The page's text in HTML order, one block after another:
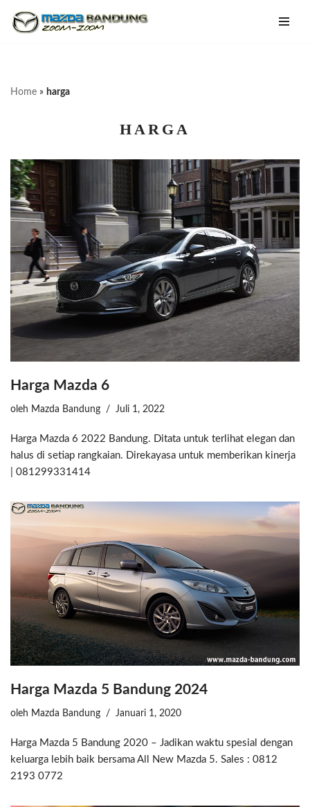
Home » harga
HARGA
Harga Mazda 6
oleh Mazda Bandung Juli 1, 2022
Harga Mazda 6 2022 Bandung. Ditata untuk terlihat elegan dan
halus di setiap rangkaian. Direkayasa untuk memberikan kinerja
| 081299331414
Harga Mazda 5 Bandung 2024
oleh Mazda Bandung Januari 1, 2020
Harga Mazda 5 Bandung 2020 – Jadikan waktu spesial dengan
keluarga lebih baik bersama All New Mazda 5. Sales : 0812
2193 0772